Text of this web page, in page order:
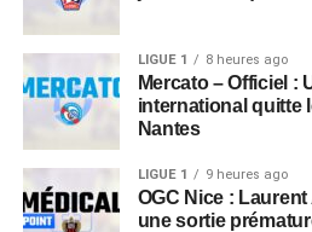
LIGUE 1 8 heures ago
Mercato – Officiel :
international quitte
Nantes
LIGUE 1 9 heures ago
OGC Nice :
une sortie